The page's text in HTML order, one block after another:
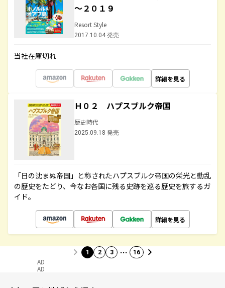
～２０１９
Resort Style
2017.10.04 発売
当社在庫切れ
詳細を見る
Ｈ０２ ハプスブルク帝国
歴史時代
2025.09.18 発売
「日の沈まぬ帝国」と称されたハプスブルク帝国の栄光と動乱
の歴史をたどり、今なお各国に残る史跡を巡る歴史を旅するガ
イド。
詳細を見る
1 2 3 … 16
AD
AD